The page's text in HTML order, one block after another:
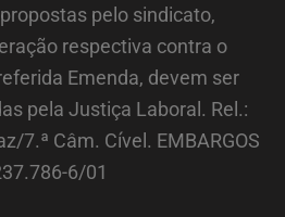
pelo sindicato,
respectiva contra o
Emenda, devem ser
pela Justiça Laboral. Rel.:
7.ª Câm. Cível. EMBARGOS
6/01